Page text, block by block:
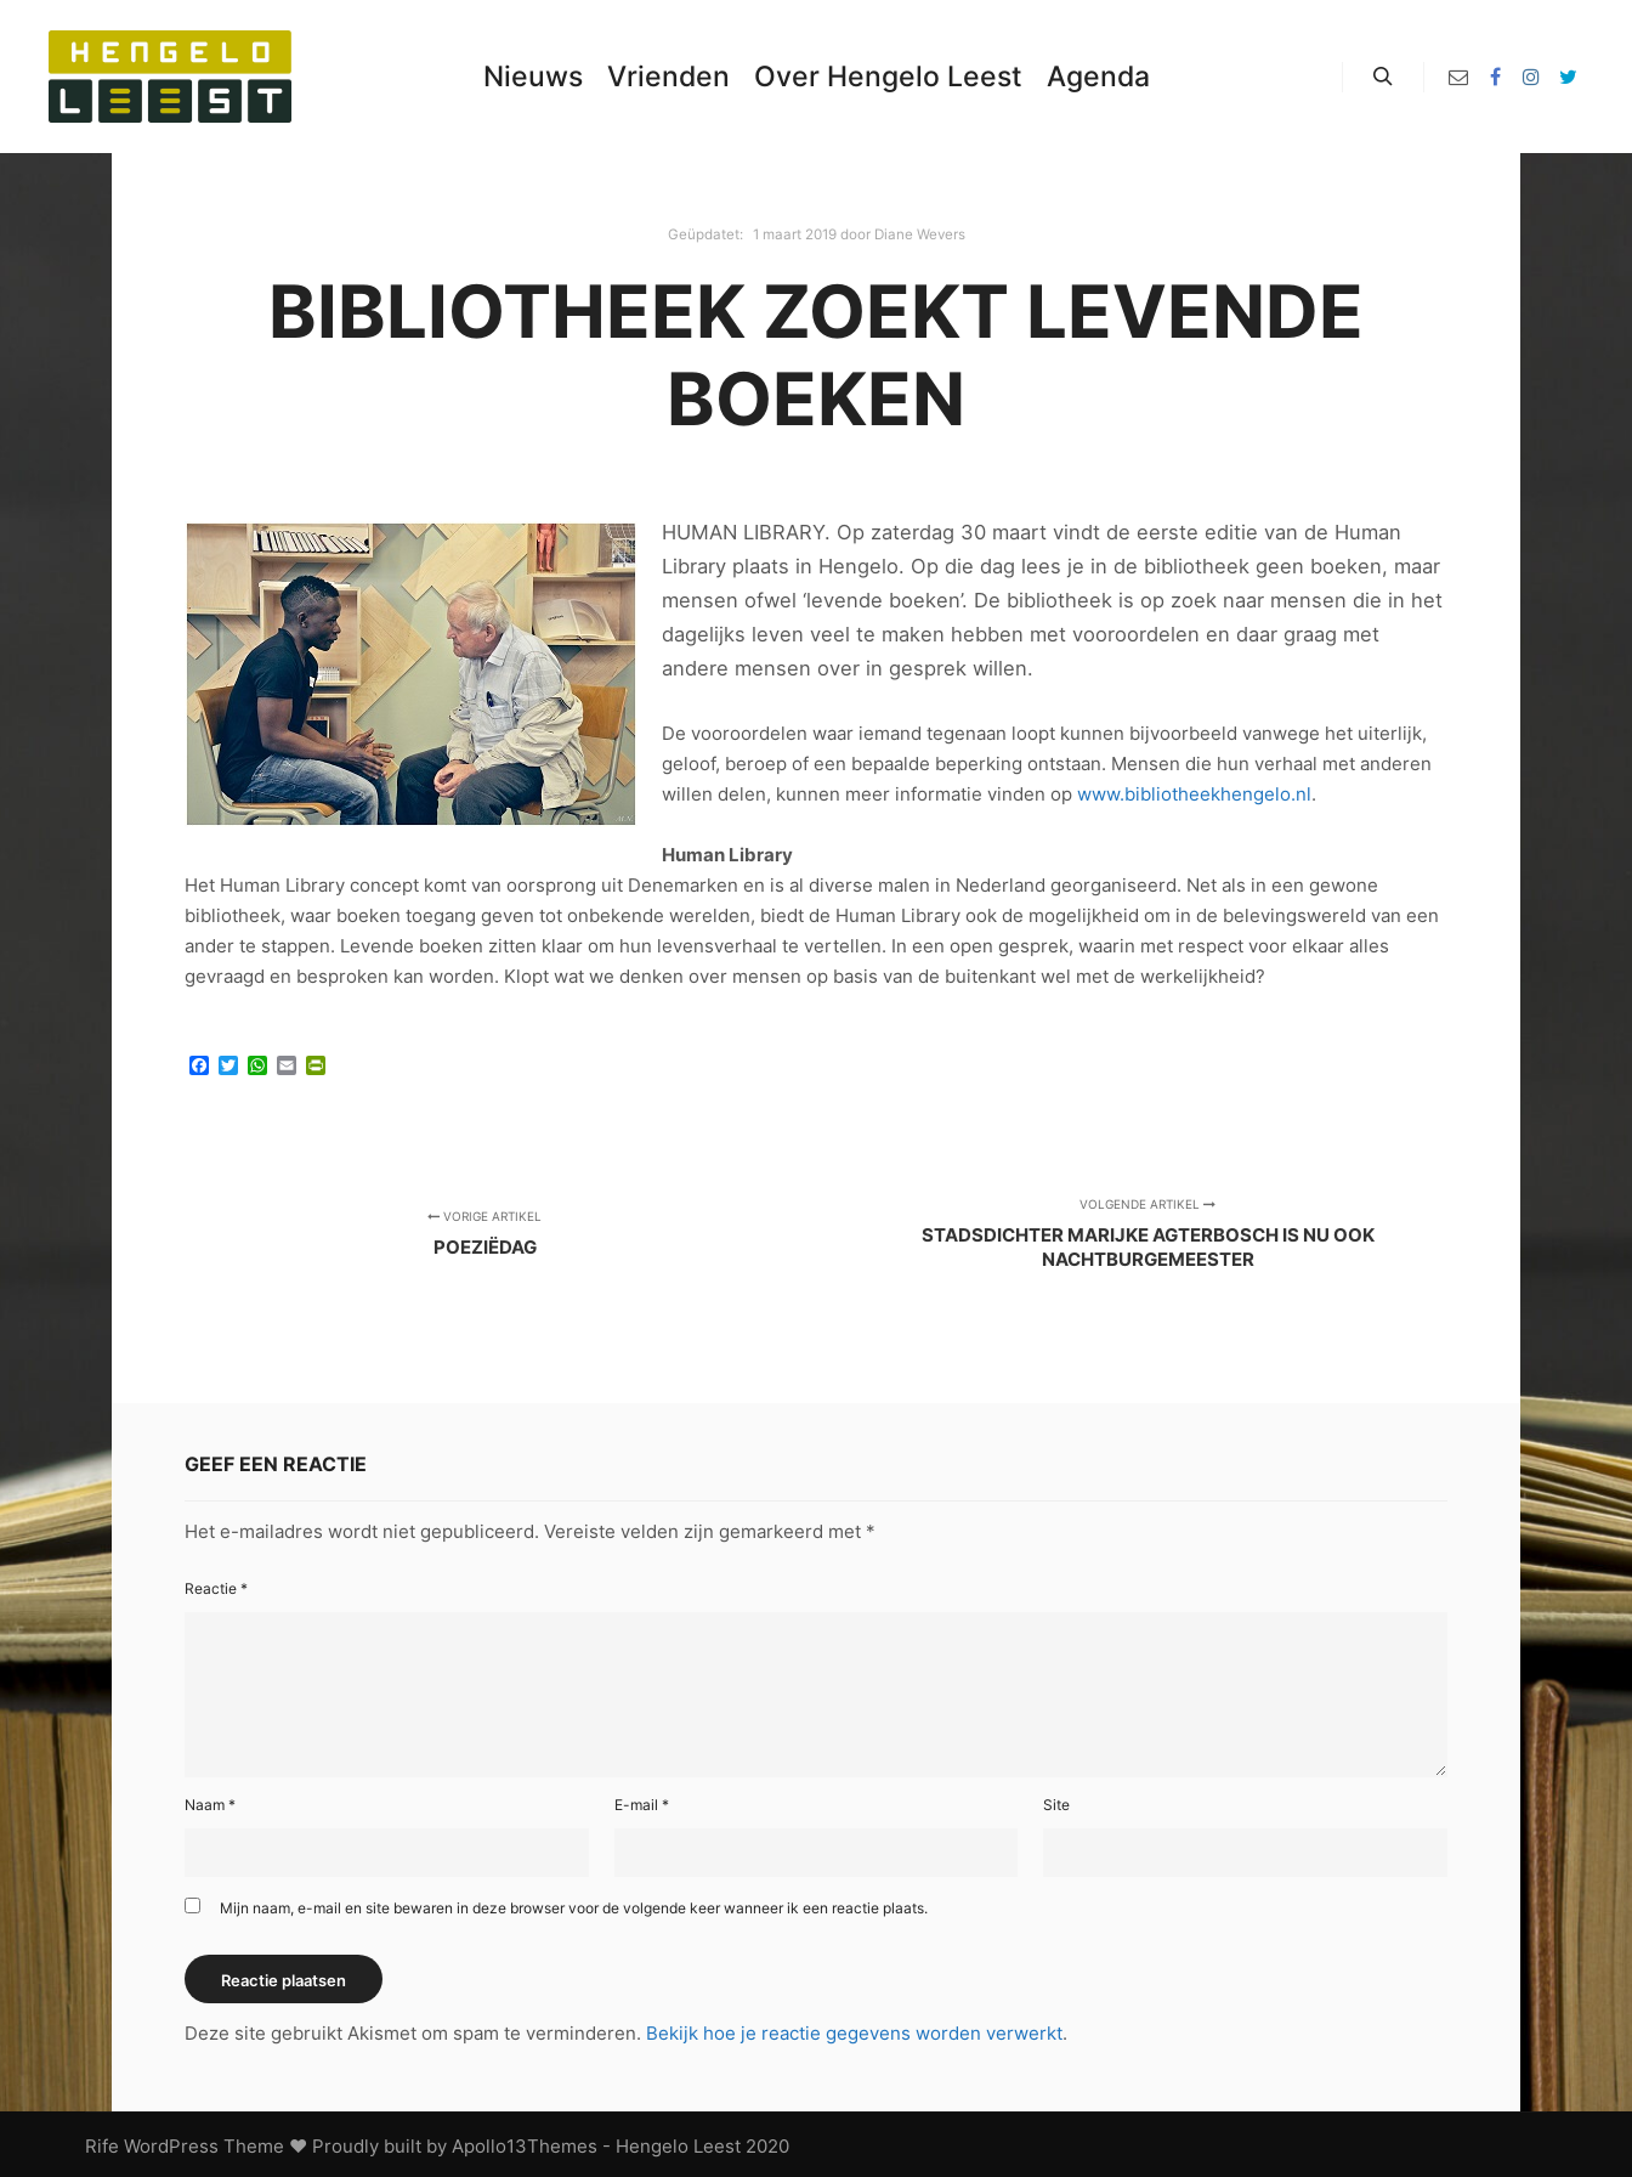
Nieuws Vrienden Over Hengelo Leest Agenda
Geüpdatet: 1 maart 2019door Diane Wevers
BIBLIOTHEEK ZOEKT LEVENDE
BOEKEN
HUMAN LIBRARY. Op zaterdag 30 maart vindt de eerste editie van de Human
Library plaats in Hengelo. Op die dag lees je in de bibliotheek geen boeken, maar
mensen ofwel ‘levende boeken’. De bibliotheek is op zoek naar mensen die in het
dagelijks leven veel te maken hebben met vooroordelen en daar graag met
andere mensen over in gesprek willen.
De vooroordelen waar iemand tegenaan loopt kunnen bijvoorbeeld vanwege het uiterlijk,
geloof, beroep of een bepaalde beperking ontstaan. Mensen die hun verhaal met anderen
willen delen, kunnen meer informatie vinden op www.bibliotheekhengelo.nl.
Human Library
Het Human Library concept komt van oorsprong uit Denemarken en is al diverse malen in Nederland georganiseerd. Net als in een gewone
bibliotheek, waar boeken toegang geven tot onbekende werelden, biedt de Human Library ook de mogelijkheid om in de belevingswereld van een
ander te stappen. Levende boeken zitten klaar om hun levensverhaal te vertellen. In een open gesprek, waarin met respect voor elkaar alles
gevraagd en besproken kan worden. Klopt wat we denken over mensen op basis van de buitenkant wel met de werkelijkheid?
Facebook
TwitterWhatsApp
Email
VORIGE ARTIKEL
POEZIËDAG
VOLGENDE ARTIKEL
STADSDICHTER MARIJKE AGTERBOSCH IS NU OOK
NACHTBURGEMEESTER
GEEF EEN REACTIE
Het e-mailadres wordt niet gepubliceerd. Vereiste velden zijn gemarkeerd met *
Reactie *
Naam * E-mail * Site
Mijn naam, e-mail en site bewaren in deze browser voor de volgende keer wanneer ik een reactie plaats.
Deze site gebruikt Akismet om spam te verminderen. Bekijk hoe je reactie gegevens worden verwerkt.
Rife WordPress Theme ♥ Proudly built by Apollo13Themes - Hengelo Leest 2020